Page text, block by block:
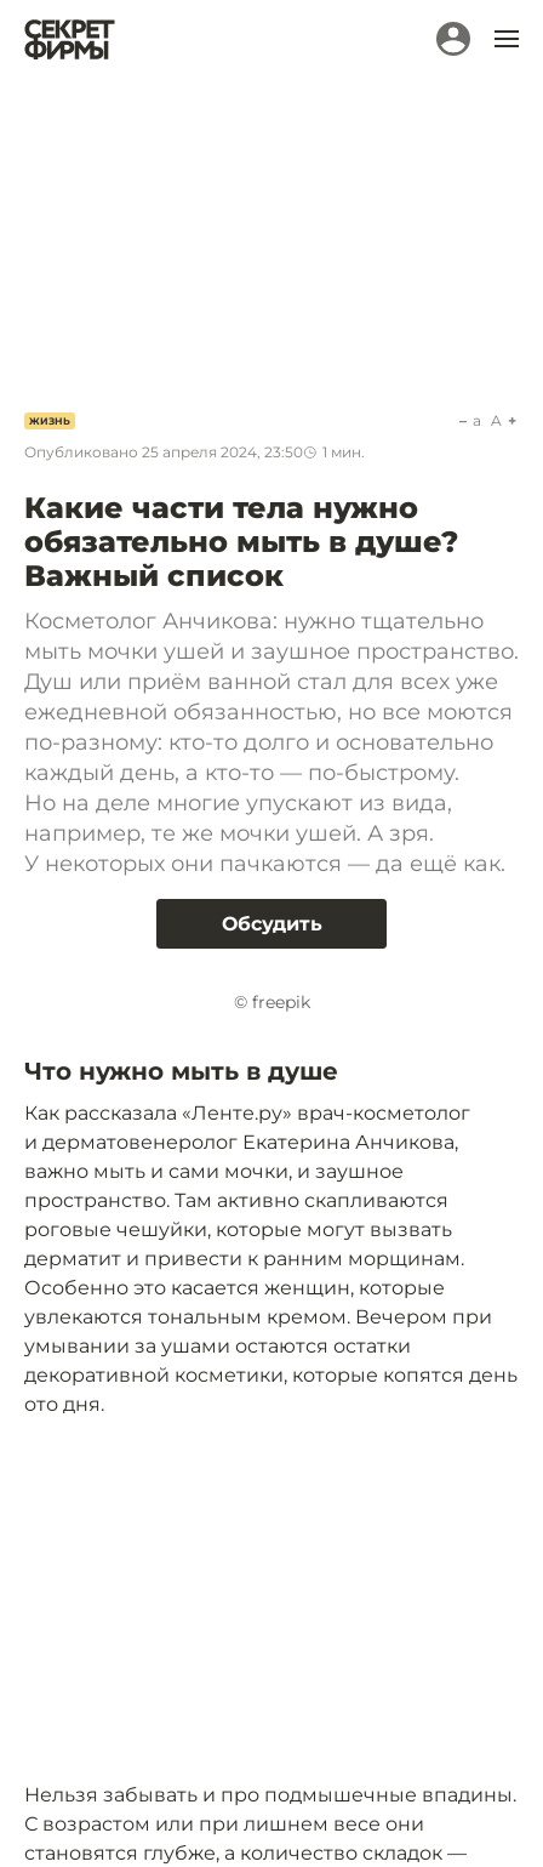
ЖИЗНЬ
Опубликовано 25 апреля 2024, 23:50 1 мин.
a A
Какие части тела нужно
обязательно мыть в душе?
Важный список
Косметолог Анчикова: нужно тщательно
мыть мочки ушей и заушное пространство.
Душ или приём ванной стал для всех уже
ежедневной обязанностью, но все моются
по-разному: кто-то долго и основательно
каждый день, а кто-то — по-быстрому.
Но на деле многие упускают из вида,
например, те же мочки ушей. А зря.
У некоторых они пачкаются — да ещё как.
Обсудить
© freepik
Что нужно мыть в душе
Как рассказала «Ленте.ру» врач-косметолог
и дерматовенеролог Екатерина Анчикова,
важно мыть и сами мочки, и заушное
пространство. Там активно скапливаются
роговые чешуйки, которые могут вызвать
дерматит и привести к ранним морщинам.
Особенно это касается женщин, которые
увлекаются тональным кремом. Вечером при
умывании за ушами остаются остатки
декоративной косметики, которые копятся день
ото дня.
Нельзя забывать и про подмышечные впадины.
С возрастом или при лишнем весе они
становятся глубже, а количество складок —